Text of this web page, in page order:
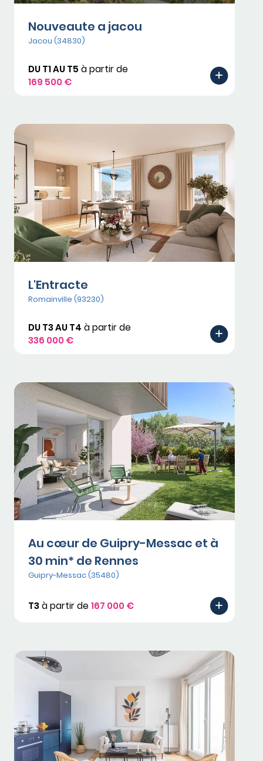
Nouveaute a jacou
Jacou (34830)
DU T1 AU T5 à partir de
169 500 €
L'Entracte
Romainville (93230)
DU T3 AU T4 à partir de
336 000 €
Au cœur de Guipry-Messac et à
30 min* de Rennes
Guipry-Messac (35480)
T3à partir de 167 000 €